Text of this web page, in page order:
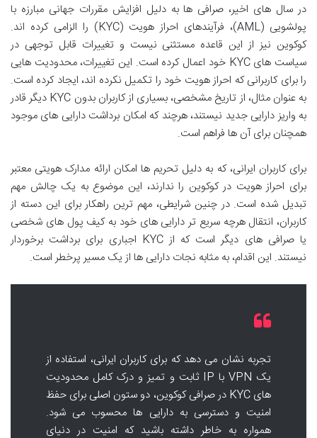
در سال های اخیر، صرافی ها به دلیل افزایش مقررات جهانی مبارزه با
پولشویی (AML)، فرآیندهای احراز هویت (KYC) را الزامی کرده اند.
کوکوین نیز از این قاعده مستثنی نیست و تغییرات قابل توجهی در
سیاست های KYC خود اعمال کرده است. این تغییرات، محدودیت هایی
را برای کاربرانی که احراز هویت خود را تکمیل نکرده اند، ایجاد کرده است.
به عنوان مثال، از تاریخ مشخصی، بسیاری از کاربران بدون KYC دیگر قادر
به واریز دارایی جدید نیستند، هرچند که امکان برداشت دارایی های موجود
همچنان برای آن ها فراهم است.
برای کاربران ایرانی، که به دلیل تحریم ها امکان ارائه مدارک هویتی معتبر
برای احراز هویت در کوکوین را ندارند، این موضوع به یک چالش مهم
تبدیل شده است. در چنین شرایطی، مهم ترین راهکار برای این دسته از
کاربران، انتقال هرچه سریع تر دارایی های خود به کیف پول های شخصی
یا صرافی های دیگر است که از KYC اجباری برای برداشت برخوردار
نیستند. این اقدام، به مثابه نجات دارایی ها از یک مسیر پرخطر است.
تجربه نشان می دهد که برای کاربران ایرانی، استفاده از
یک VPN با IP ثابت و تمیز و درک کامل محدودیت
های KYC در صرافی کوکوین، دو ستون اصلی برای حفظ
امنیت و دسترسی به دارایی ها محسوب می شود.
همواره به خاطر داشته باشید که امنیت در دنیای